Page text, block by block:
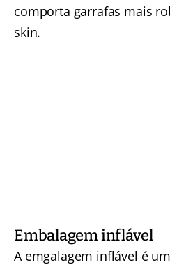
comporta garrafas mais
skin.
Embalagem inflável
A emgalagem inflável é